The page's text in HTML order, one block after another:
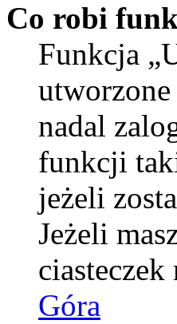
Co robi
Funkcja
nadal
funkcji
jeżeli
Jeżeli
ciasteczek
Góra